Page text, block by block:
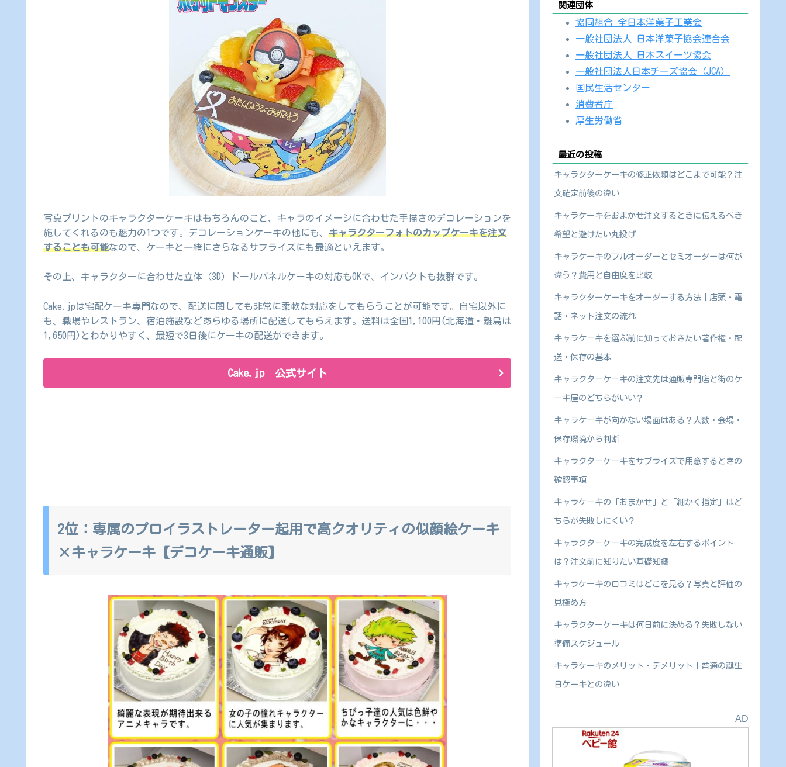
写真プリントのキャラクターケーキはもちろんのこと、キャラのイメージに合わせた手描きのデコレーションを
施してくれるのも魅力の1つです。デコレーションケーキの他にも、 キャラクターフォトのカップケーキを注文
することも可能なので、ケーキと一緒にさらなるサプライズにも最適といえます。
その上、キャラクターに合わせた立体（3D）ドールパネルケーキの対応もOKで、インパクトも抜群です。
Cake.jpは宅配ケーキ専門なので、配送に関しても非常に柔軟な対応をしてもらうことが可能です。自宅以外に
も、職場やレストラン、宿泊施設などあらゆる場所に配送してもらえます。送料は全国1,100円(北海道・離島は
1,650円)とわかりやすく、最短で3日後にケーキの配送ができます。
Cake.jp 公式サイト
2位：専属のプロイラストレーター起用で高クオリティの似顔絵ケーキ
×キャラケーキ【デコケーキ通販】
関連団体
協同組合 全日本洋菓子工業会
一般社団法人 日本洋菓子協会連合会
一般社団法人 日本スイーツ協会
一般社団法人日本チーズ協会（JCA）
国民生活センター
消費者庁
厚生労働省
最近の投稿
キャラクターケーキの修正依頼はどこまで可能？注
文確定前後の違い
キャラケーキをおまかせ注文するときに伝えるべき
希望と避けたい丸投げ
キャラケーキのフルオーダーとセミオーダーは何が
違う？費用と自由度を比較
キャラクターケーキをオーダーする方法｜店頭・電
話・ネット注文の流れ
キャラケーキを選ぶ前に知っておきたい著作権・配
送・保存の基本
キャラクターケーキの注文先は通販専門店と街のケ
ーキ屋のどちらがいい？
キャラケーキが向かない場面はある？人数・会場・
保存環境から判断
キャラクターケーキをサプライズで用意するときの
確認事項
キャラケーキの「おまかせ」と「細かく指定」はど
ちらが失敗しにくい？
キャラクターケーキの完成度を左右するポイント
は？注文前に知りたい基礎知識
キャラケーキの口コミはどこを見る？写真と評価の
見極め方
キャラクターケーキは何日前に決める？失敗しない
準備スケジュール
キャラケーキのメリット・デメリット｜普通の誕生
日ケーキとの違い
AD